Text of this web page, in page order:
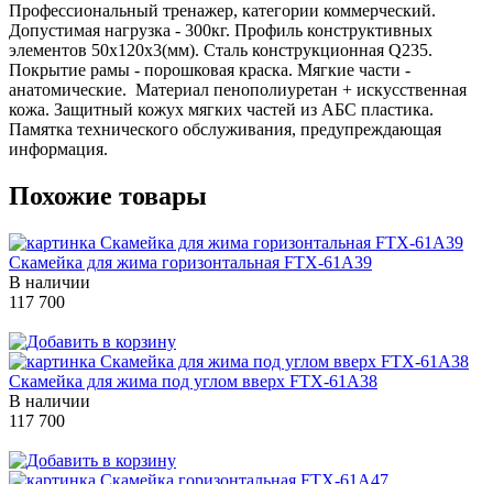
Профессиональный тренажер, категории коммерческий.
Допустимая нагрузка - 300кг. Профиль конструктивных
элементов 50х120х3(мм). Сталь конструкционная Q235.
Покрытие рамы - порошковая краска. Мягкие части -
анатомические. Материал пенополиуретан + искусственная
кожа. Защитный кожух мягких частей из АБС пластика.
Памятка технического обслуживания, предупреждающая
информация.
Похожие товары
Скамейка для жима горизонтальная FTX-61A39
В наличии
117 700
Скамейка для жима под углом вверх FTX-61A38
В наличии
117 700